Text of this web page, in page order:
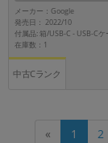
メーカー：Google
発売日： 2022/10
在庫数：1
中古Cランク
« 1 2